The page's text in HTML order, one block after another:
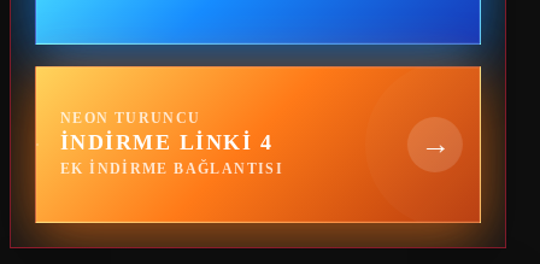
NEON TURUNCU
İNDIRME LINKI 4
EK INDIRME BAĞLANTISI
→